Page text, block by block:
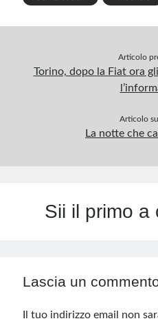
Articolo
Torino, dopo la Fiat ora
Articolo
La notte che
Sii il primo a
Lascia un
Il tuo indirizzo email non